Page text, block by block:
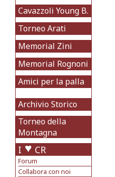
Cavazzoli Young B.
Torneo Arati
Memorial Zini
Memorial Rognoni
Amici per la palla
Archivio Storico
Torneo della
Montagna
I CR
Forum
Collabora con noi